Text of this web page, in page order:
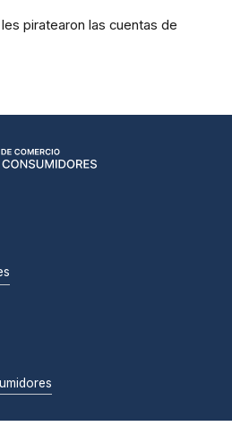
piratearon las cuentas de